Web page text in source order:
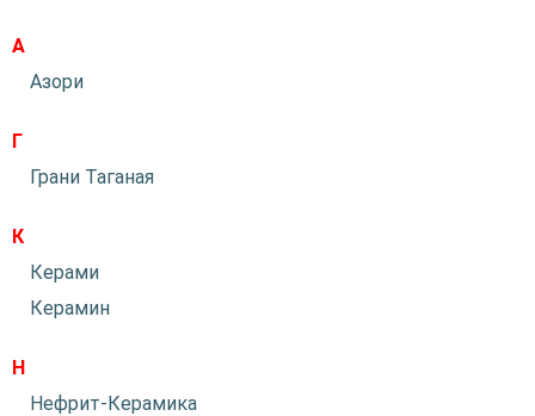
А
Азори
Г
Грани Таганая
К
Керами
Керамин
Н
Нефрит-Керамика